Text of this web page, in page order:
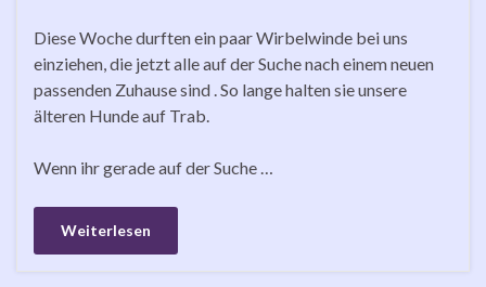
Diese Woche durften ein paar Wirbelwinde bei uns
einziehen, die jetzt alle auf der Suche nach einem neuen
passenden Zuhause sind . So lange halten sie unsere
älteren Hunde auf Trab.
Wenn ihr gerade auf der Suche …
Weiterlesen